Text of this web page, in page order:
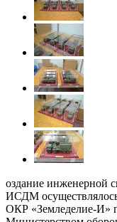
оздание инженерной
ИСДМ
ОКР «Земледелие-И»